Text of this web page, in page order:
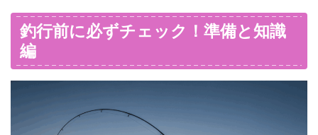
釣行前に必ずチェック！準備と知識
編